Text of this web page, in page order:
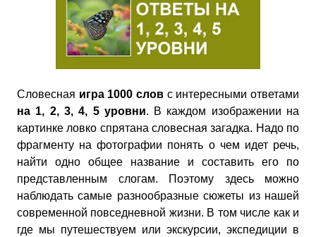
Словесная игра 1000 слов с интересными ответами
на 1, 2, 3, 4, 5 уровни. В каждом изображении на
картинке ловко спрятана словесная загадка. Надо по
фрагменту на фотографии понять о чем идет речь,
найти одно общее название и составить его по
представленным слогам. Поэтому здесь можно
наблюдать самые разнообразные сюжеты из нашей
современной повседневной жизни. В том числе как и
где мы путешествуем или экскурсии, экспедиции в